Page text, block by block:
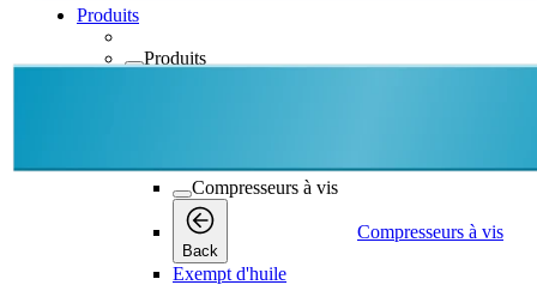
Produits
Produits
Compresseurs à vis
Back
Compresseurs à vis
Exempt d'huile